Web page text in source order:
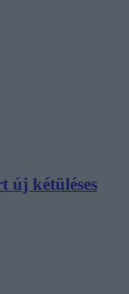
új kétüléses